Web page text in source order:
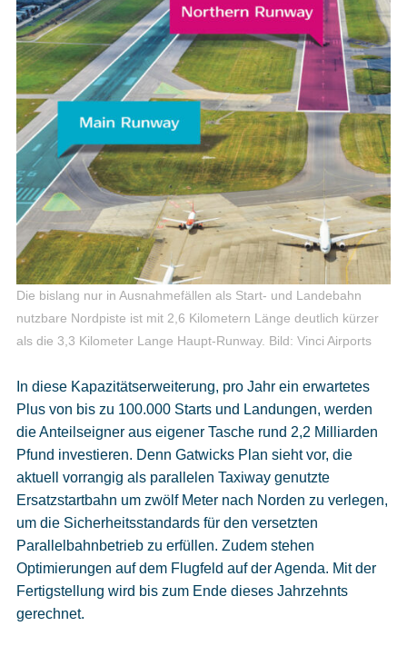
Die bislang nur in Ausnahmefällen als Start- und Landebahn
nutzbare Nordpiste ist mit 2,6 Kilometern Länge deutlich kürzer
als die 3,3 Kilometer Lange Haupt-Runway. Bild: Vinci Airports
In diese Kapazitätserweiterung, pro Jahr ein erwartetes
Plus von bis zu 100.000 Starts und Landungen, werden
die Anteilseigner aus eigener Tasche rund 2,2 Milliarden
Pfund investieren. Denn Gatwicks Plan sieht vor, die
aktuell vorrangig als parallelen Taxiway genutzte
Ersatzstartbahn um zwölf Meter nach Norden zu verlegen,
um die Sicherheitsstandards für den versetzten
Parallelbahnbetrieb zu erfüllen. Zudem stehen
Optimierungen auf dem Flugfeld auf der Agenda. Mit der
Fertigstellung wird bis zum Ende dieses Jahrzehnts
gerechnet.